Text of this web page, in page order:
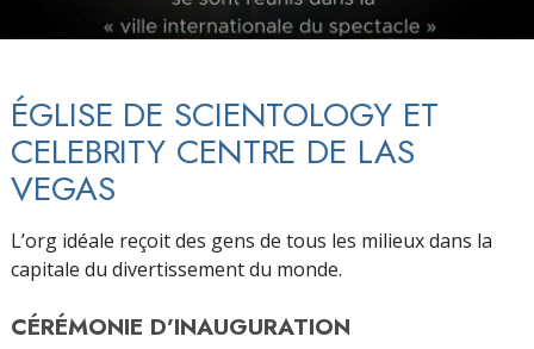
ÉGLISE DE SCIENTOLOGY ET
CELEBRITY CENTRE DE LAS
VEGAS
L’org idéale reçoit des gens de tous les milieux dans la
capitale du divertissement du monde.
CÉRÉMONIE D’INAUGURATION